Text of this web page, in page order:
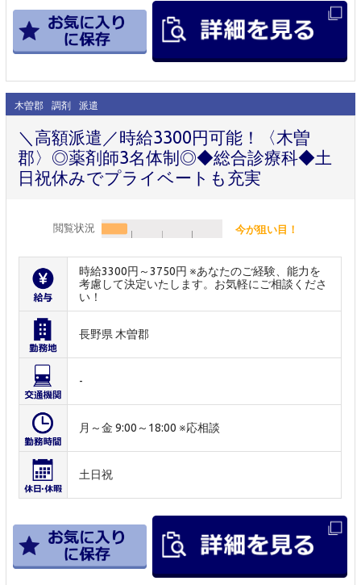
木曽郡 調剤 派遣
＼高額派遣／時給3300円可能！〈木曽
郡〉◎薬剤師3名体制◎◆総合診療科◆土
日祝休みでプライベートも充実
閲覧状況 今が狙い目！
時給3300円～3750円 ※あなたのご経験、能力を
考慮して決定いたします。お気軽にご相談くださ
い！
長野県 木曽郡
-
月～金 9:00～18:00 ※応相談
土日祝